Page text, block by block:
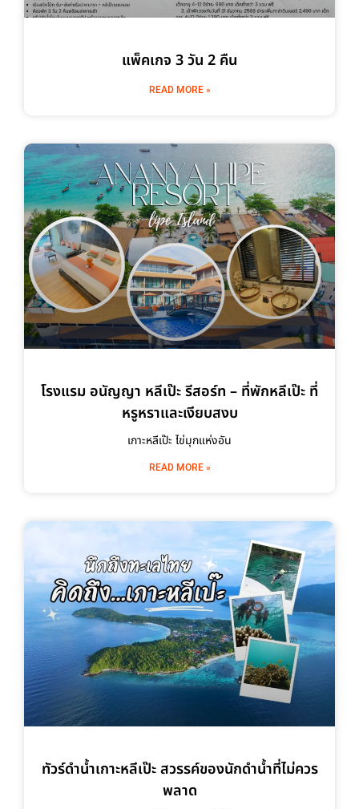
แพ็คเกจ 3 วัน 2 คืน
READ MORE »
โรงแรม อนัญญา หลีเป๊ะ รีสอร์ท – ที่พักหลีเป๊ะ ที่
หรูหราและเงียบสงบ
เกาะหลีเป๊ะ ไข่มุกแห่งอัน
READ MORE »
ทัวร์ดำน้ำเกาะหลีเป๊ะ สวรรค์ของนักดำน้ำที่ไม่ควร
พลาด